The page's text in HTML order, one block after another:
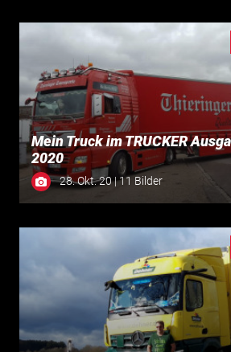
Mein Truck im TRUCKER
2020
28. Okt. 20 | 11 Bilder